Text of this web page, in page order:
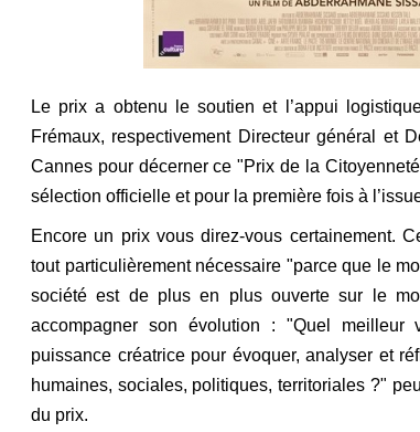
Le prix a obtenu le soutien et l’appui
Frémaux, respectivement Directeur général et
Cannes pour décerner ce "Prix de la Citoyenneté
sélection officielle et pour la première fois à
Encore un prix vous direz-vous certainement.
tout particulièrement nécessaire "parce que le
société est de plus en plus ouverte sur le
accompagner son évolution : "Quel
puissance créatrice pour évoquer, analyser et
humaines, sociales, politiques, territoriales ?"
du prix.